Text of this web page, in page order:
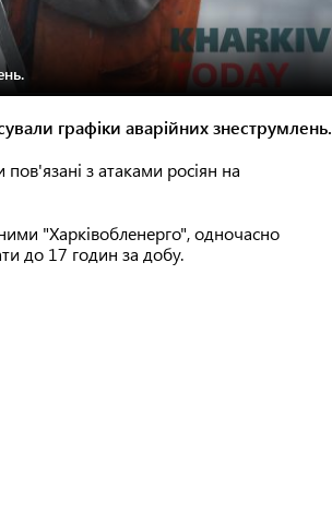
графіки аварійних знеструмлень.
з атаками росіян на
"Харківобленерго", одночасно
до 17 годин за добу.